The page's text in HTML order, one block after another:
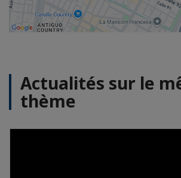
Actualités sur le
thème